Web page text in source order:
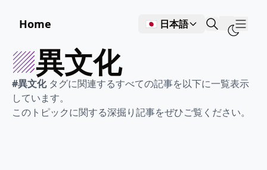
Home
🇯🇵 日本語
異文化
#異文化タグに関連するすべての記事を以下に一覧表示
しています。
このトピックに関する深掘り記事をぜひご覧ください。